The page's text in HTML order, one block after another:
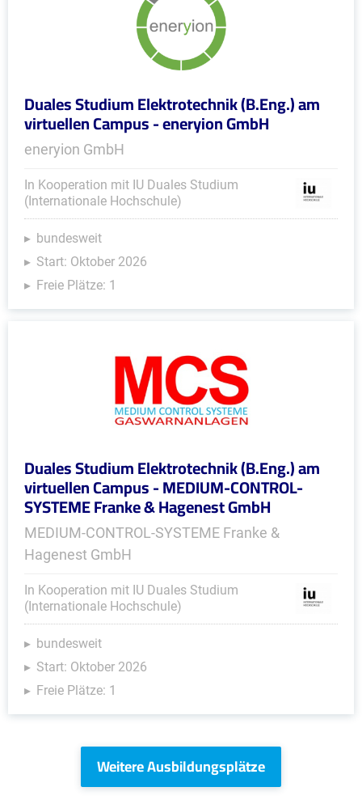
Duales Studium Elektrotechnik (B.Eng.) am
virtuellen Campus - eneryion GmbH
eneryion GmbH
In Kooperation mit IU Duales Studium
(Internationale Hochschule)
bundesweit
Start: Oktober 2026
Freie Plätze: 1
Duales Studium Elektrotechnik (B.Eng.) am
virtuellen Campus - MEDIUM-CONTROL-
SYSTEME Franke & Hagenest GmbH
MEDIUM-CONTROL-SYSTEME Franke &
Hagenest GmbH
In Kooperation mit IU Duales Studium
(Internationale Hochschule)
bundesweit
Start: Oktober 2026
Freie Plätze: 1
Weitere Ausbildungsplätze